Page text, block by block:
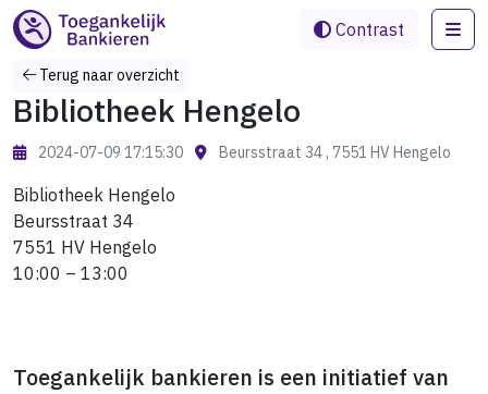
Contrast
Terug naar overzicht
Bibliotheek Hengelo
2024-07-09 17:15:30 Beursstraat 34 , 7551 HV Hengelo
Bibliotheek Hengelo
Beursstraat 34
7551 HV Hengelo
10:00 – 13:00
Toegankelijk bankieren is een initiatief van